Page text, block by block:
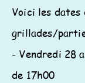
Voici les dates
grillades/
- Vendredi 28
de 17h00